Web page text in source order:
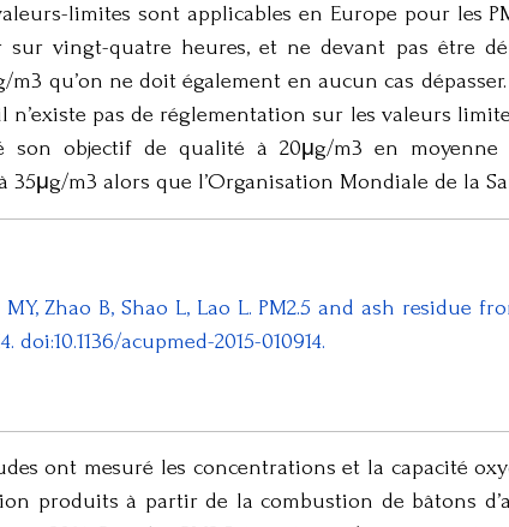
limites sont applicables en Europe pour les
sur vingt-quatre heures, et ne devant pas être
qu’on ne doit également en aucun cas
il n’existe pas de réglementation sur les valeurs
son objectif de qualité à 20μg/m3 en moyenne
à 35μg/m3 alors que l’Organisation Mondiale de la
MY, Zhao B, Shao L, Lao L. PM2.5 and ash residue
doi:10.1136/acupmed-2015-010914.
ont mesuré les concentrations et la capacité
produits à partir de la combustion de bâtons